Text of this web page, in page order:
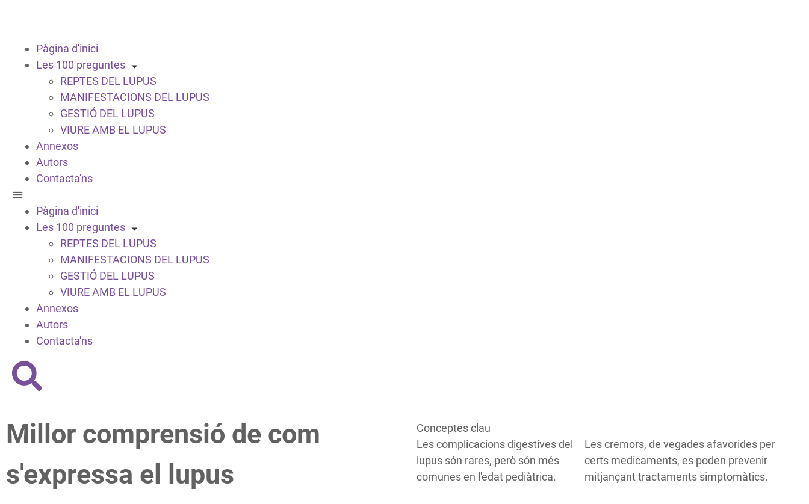
Pàgina d'inici
Les 100 preguntes
REPTES DEL LUPUS
MANIFESTACIONS DEL LUPUS
GESTIÓ DEL LUPUS
VIURE AMB EL LUPUS
Annexos
Autors
Contacta'ns
Pàgina d'inici
Les 100 preguntes
REPTES DEL LUPUS
MANIFESTACIONS DEL LUPUS
GESTIÓ DEL LUPUS
VIURE AMB EL LUPUS
Annexos
Autors
Contacta'ns
Millor comprensió de com
s'expressa el lupus
Conceptes clau
Les complicacions digestives del
lupus són rares, però són més
comunes en l'edat pediàtrica.
Les cremors, de vegades afavorides per
certs medicaments, es poden prevenir
mitjançant tractaments simptomàtics.